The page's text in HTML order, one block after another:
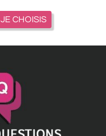
JE CHOISIS